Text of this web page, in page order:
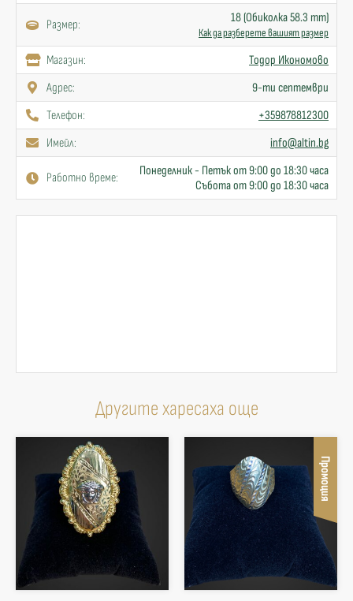
Размер: 18 (Обиколка 58.3 mm)
Как да разберете вашият размер
Mагазин:
Тодор Икономово
Адрес:
9-ти септември
Телефон:
+359878812300
Имейл:
info@altin.bg
Работно време:
Понеделник - Петък от 9:00 до 18:30 часа
Събота от 9:00 до 18:30 часа
Другите харесаха още
Промоция